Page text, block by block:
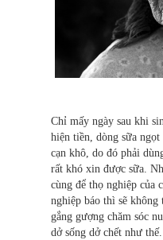
Chỉ mấy ngày sau khi
hiện tiền, dòng sữa
cạn khô, do đó phải
rất khó xin được sữa.
cùng để thọ nghiệp của
nghiệp báo thì sẽ
gắng gượng chăm sóc
dở sống dở chết như thế.